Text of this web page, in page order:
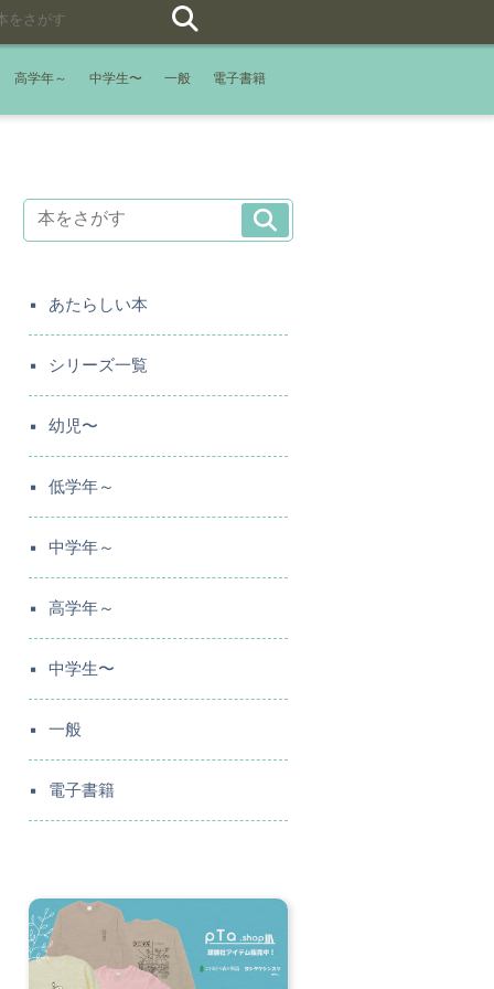
高学年～ 中学生〜 一般 電子書籍
あたらしい本
シリーズ一覧
幼児〜
低学年～
中学年～
高学年～
中学生〜
一般
電子書籍